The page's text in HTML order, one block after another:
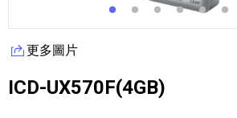
更多圖片
ICD-UX570F(4GB)